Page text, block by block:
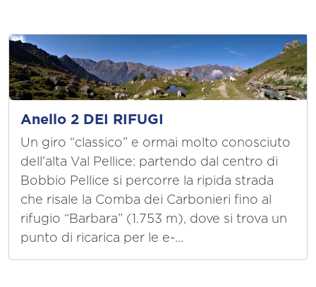
Anello 2 DEI RIFUGI
Un giro “classico” e ormai molto conosciuto
dell’alta Val Pellice: partendo dal centro di
Bobbio Pellice si percorre la ripida strada
che risale la Comba dei Carbonieri fino al
rifugio “Barbara” (1.753 m), dove si trova un
punto di ricarica per le e-...